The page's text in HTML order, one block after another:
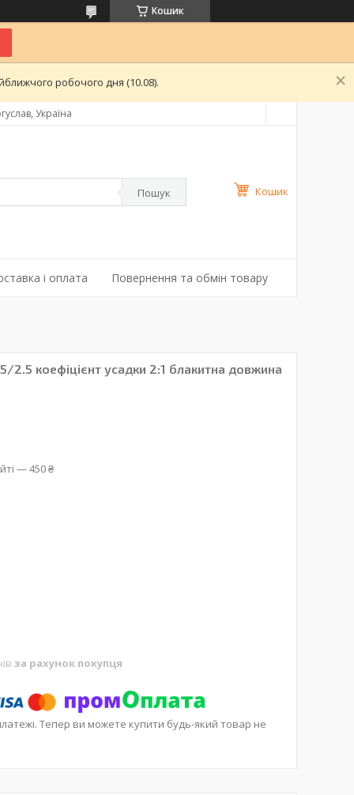
Кошик
робочого дня (10.08).
Україна
Пошук Кошик
і оплата Повернення та обмін товару
коефіцієнт усадки 2:1 блакитна довжина
— 450 ₴
за рахунок покупця
Тепер ви можете купити будь-який товар не